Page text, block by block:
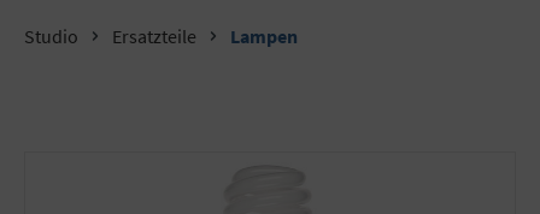
Studio Ersatzteile Lampen